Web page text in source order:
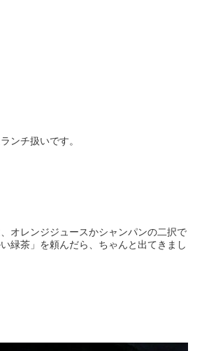
ンチ扱いです。
オレンジジュースかシャンパンの二択で
緑茶」を頼んだら、ちゃんと出てきまし